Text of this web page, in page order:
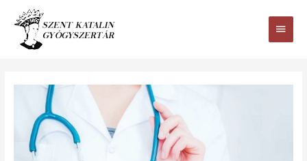
tartalomhoz
Main
Menu